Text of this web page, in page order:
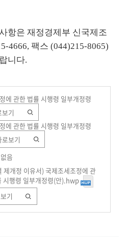
항은 재정경제부 신국제조
4666, 팩스 (044)215-8065)
니다.
에 관한 법률 시행령 일부개정령
보기
에 관한 법률 시행령 일부개정령
로보기
음
제개정 이유서) 국제조세조정에 관
시행령 일부개정령(안).hwp
기